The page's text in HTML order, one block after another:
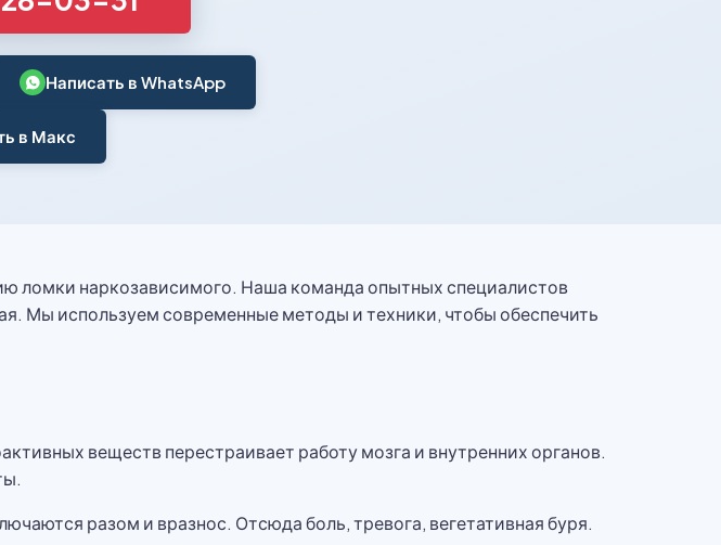
Написать в WhatsApp
в Макс
ломки наркозависимого. Наша команда опытных специалистов
Мы используем современные методы и техники, чтобы обеспечить
веществ перестраивает работу мозга и внутренних органов.
разом и вразнос. Отсюда боль, тревога, вегетативная буря.